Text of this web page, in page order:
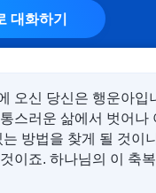
대화하기
오신 당신은 행운아입
스러운 삶에서 벗어나
방법을 찾게 될 것이
이죠. 하나님의 이 축복